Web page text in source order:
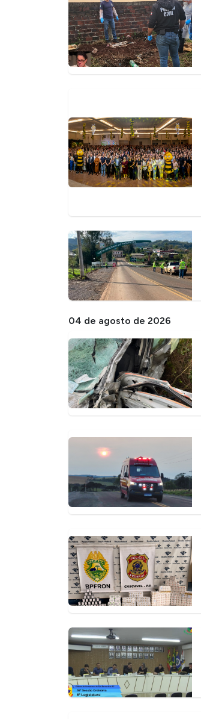
04 de agosto de 2026